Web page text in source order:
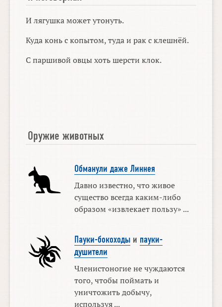
И лягушка может утонуть.
Куда конь с копытом, туда и рак с клешнёй.
С паршивой овцы хоть шерсти клок.
Оружие животных
Обманули даже Линнея
Давно известно, что живое
существо всегда каким-либо
образом «извлекает пользу» ...
Пауки-бокоходыи пауки-
душители
Членистоногие не чуждаются
того, чтобы поймать и
уничтожить добычу,
используя ...